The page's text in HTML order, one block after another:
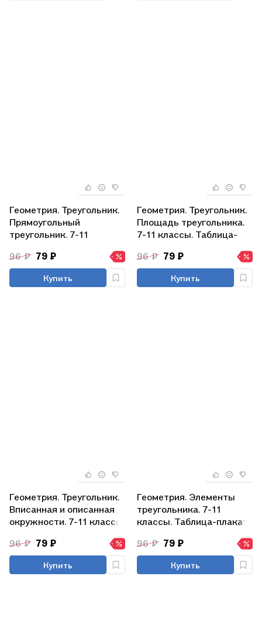
Геометрия. Треугольник.
Прямоугольный
треугольник. 7-11
(420х297)
96 ₽ 79 ₽
Купить
Геометрия. Треугольник.
Площадь треугольника.
7-11 классы. Таблица-
96 ₽ 79 ₽
Купить
Геометрия. Треугольник.
Вписанная и описанная
окружности. 7-11 классы.
(420х297)
96 ₽ 79 ₽
Купить
Геометрия. Элементы
треугольника. 7-11
классы. Таблица-плакат
96 ₽ 79 ₽
Купить